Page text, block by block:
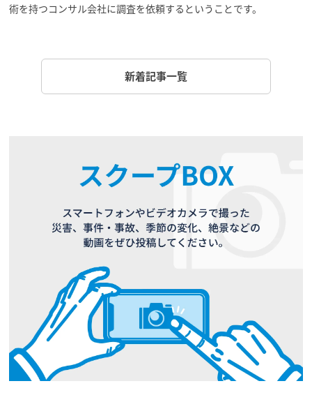
術を持つコンサル会社に調査を依頼するということです。
新着記事一覧